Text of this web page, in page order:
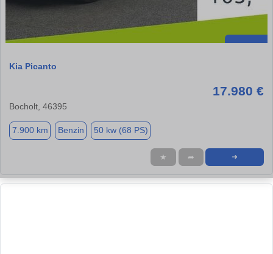
Kia Picanto
17.980 €
Bocholt, 46395
7.900 km Benzin 50 kw (68 PS)
★ ➦ ➜